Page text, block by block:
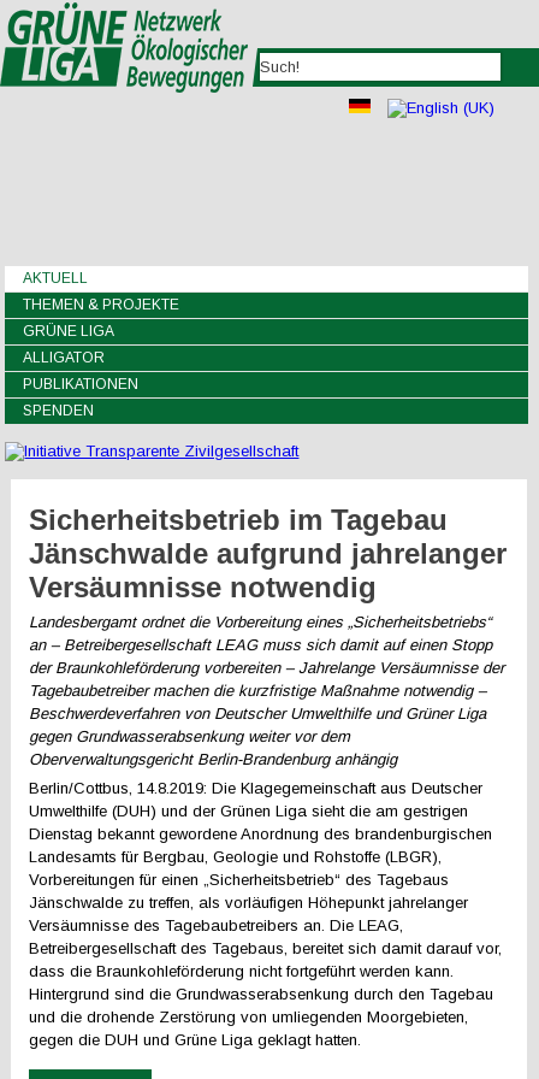
AKTUELL
THEMEN & PROJEKTE
GRÜNE LIGA
ALLIGATOR
PUBLIKATIONEN
SPENDEN
Sicherheitsbetrieb im Tagebau
Jänschwalde aufgrund jahrelanger
Versäumnisse notwendig
Landesbergamt ordnet die Vorbereitung eines „Sicherheitsbetriebs“
an – Betreibergesellschaft LEAG muss sich damit auf einen Stopp
der Braunkohleförderung vorbereiten – Jahrelange Versäumnisse der
Tagebaubetreiber machen die kurzfristige Maßnahme notwendig –
Beschwerdeverfahren von Deutscher Umwelthilfe und Grüner Liga
gegen Grundwasserabsenkung weiter vor dem
Oberverwaltungsgericht Berlin-Brandenburg anhängig
Berlin/Cottbus, 14.8.2019: Die Klagegemeinschaft aus Deutscher
Umwelthilfe (DUH) und der Grünen Liga sieht die am gestrigen
Dienstag bekannt gewordene Anordnung des brandenburgischen
Landesamts für Bergbau, Geologie und Rohstoffe (LBGR),
Vorbereitungen für einen „Sicherheitsbetrieb“ des Tagebaus
Jänschwalde zu treffen, als vorläufigen Höhepunkt jahrelanger
Versäumnisse des Tagebaubetreibers an. Die LEAG,
Betreibergesellschaft des Tagebaus, bereitet sich damit darauf vor,
dass die Braunkohleförderung nicht fortgeführt werden kann.
Hintergrund sind die Grundwasserabsenkung durch den Tagebau
und die drohende Zerstörung von umliegenden Moorgebieten,
gegen die DUH und Grüne Liga geklagt hatten.